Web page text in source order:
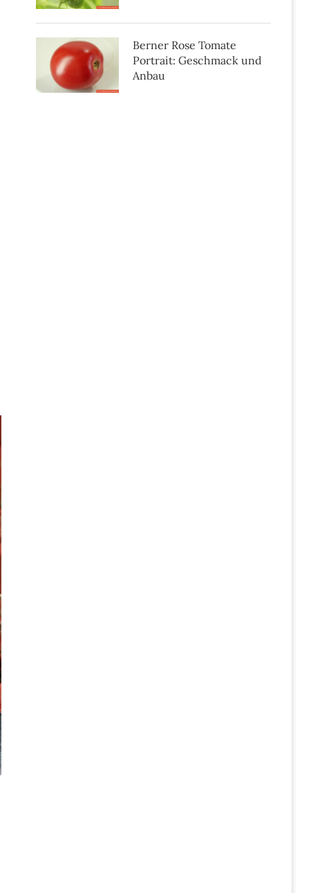
Berner Rose Tomate
Portrait: Geschmack und
Anbau